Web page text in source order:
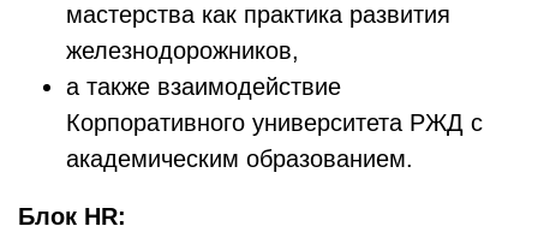
мастерства как практика развития
железнодорожников,
а также взаимодействие
Корпоративного университета РЖД с
академическим образованием.
Блок HR: